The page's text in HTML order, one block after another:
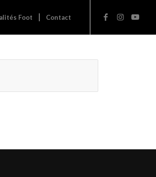
Foot Contact